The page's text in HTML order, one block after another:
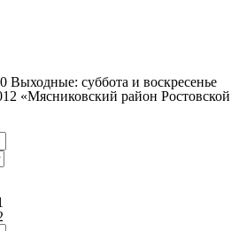
Выходные: суббота и воскресенье
«Мясниковский район Ростовской